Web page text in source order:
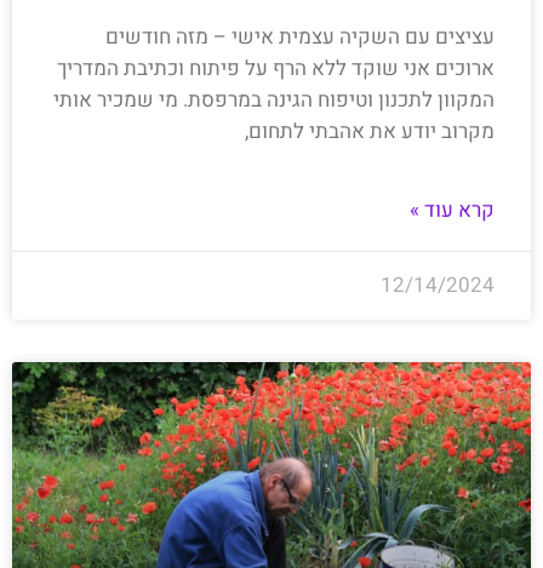
עציצים עם השקיה עצמית אישי – מזה חודשים
ארוכים אני שוקד ללא הרף על פיתוח וכתיבת המדריך
המקוון לתכנון וטיפוח הגינה במרפסת. מי שמכיר אותי
מקרוב יודע את אהבתי לתחום,
קרא עוד »
12/14/2024